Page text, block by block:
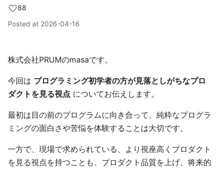
88
Posted at 2026-04-16
株式会社PRUMのmasaです。
今回は プログラミング初学者の方が見落としがちなプロ
ダクトを見る視点 についてお伝えします。
最初は目の前のプログラムに向き合って、純粋なプログラ
ミングの面白さや苦悩を体験することは大切です。
一方で、現場で求められている、より視座高くプロダクト
を見る視点を持つことも、プロダクト品質を上げ、将来的